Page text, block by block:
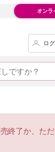
オンラ
ロ
終了か、た